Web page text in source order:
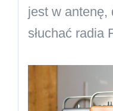
jest w antenę,
słuchać radia